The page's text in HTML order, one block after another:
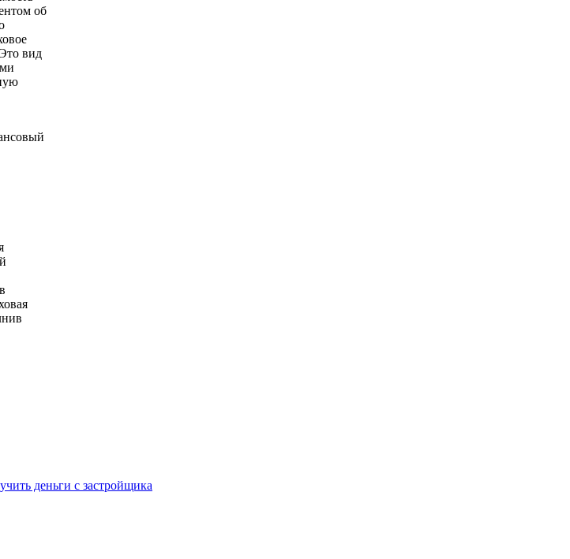
об
вид
деньги с застройщика